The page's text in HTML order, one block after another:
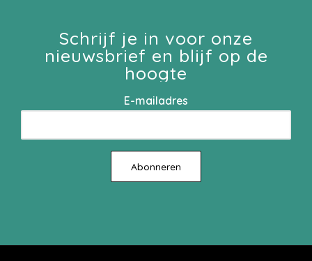
Schrijf je in voor onze
nieuwsbrief en blijf op de
hoogte
E-mailadres